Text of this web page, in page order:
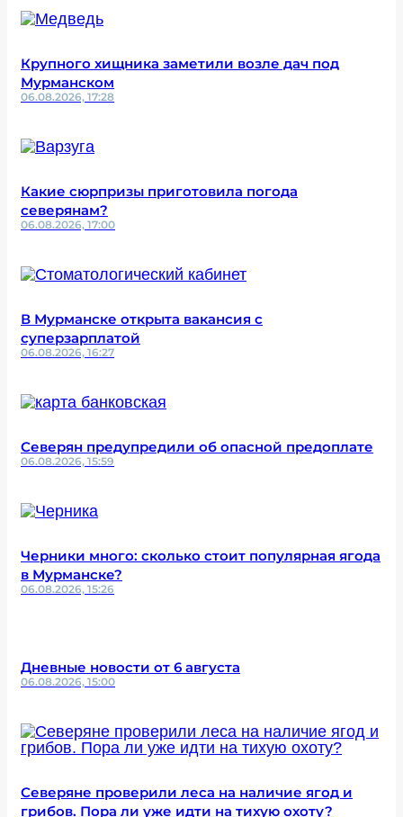
Крупного хищника заметили возле дач под
Мурманском
06.08.2026, 17:28
Какие сюрпризы приготовила погода
северянам?
06.08.2026, 17:00
В Мурманске открыта вакансия с
суперзарплатой
06.08.2026, 16:27
Северян предупредили об опасной предоплате
06.08.2026, 15:59
Черники много: сколько стоит популярная ягода
в Мурманске?
06.08.2026, 15:26
Дневные новости от 6 августа
06.08.2026, 15:00
Северяне проверили леса на наличие ягод и
грибов. Пора ли уже идти на тихую охоту?